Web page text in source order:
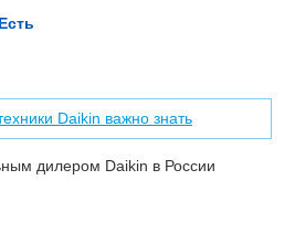
Есть
Daikin важно знать
дилером Daikin в России